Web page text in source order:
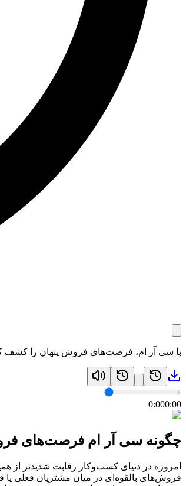
با سی آر ام، فرصت‌های فروش پنهان را کشف
0:000:00
چگونه سی آر ام فرصت‌های
امروزه در دنیای کسب‌وکار رقابت شدیدتر از
فروش‌های بالقوه‌ای در میان مشتریان فعلی یا